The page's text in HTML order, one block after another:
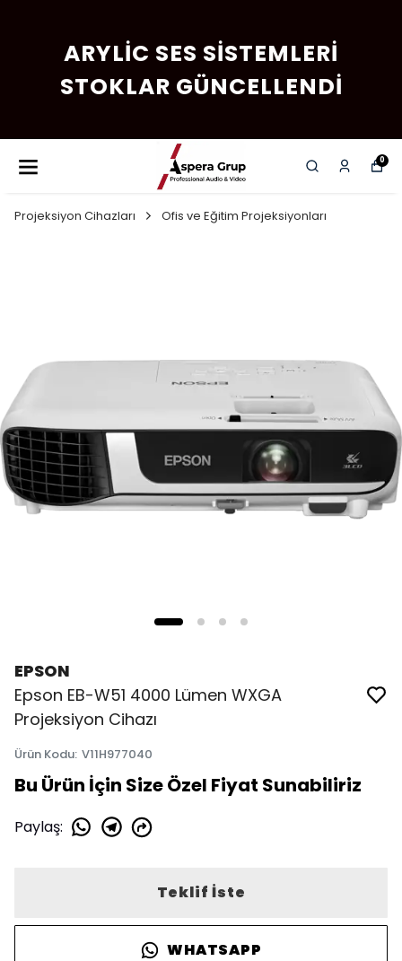
ARYLIC SES SISTEMLERI
STOKLAR GÜNCELLENDI
0
Projeksiyon Cihazları Ofis ve Eğitim Projeksiyonları
EPSON
Epson EB-W51 4000 Lümen WXGA
Projeksiyon Cihazı
Ürün Kodu: V11H977040
Bu Ürün İçin Size Özel Fiyat Sunabiliriz
Paylaş:
Teklif İste
WHATSAPP